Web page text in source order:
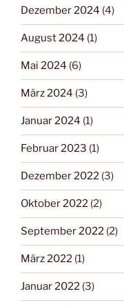
Dezember 2024 (4)
August 2024 (1)
Mai 2024 (6)
März 2024 (3)
Januar 2024 (1)
Februar 2023 (1)
Dezember 2022 (3)
Oktober 2022 (2)
September 2022 (2)
März 2022 (1)
Januar 2022 (3)